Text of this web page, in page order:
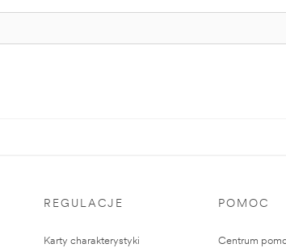
REGULACJE
Karty charakterystyki
POMOC
Centrum